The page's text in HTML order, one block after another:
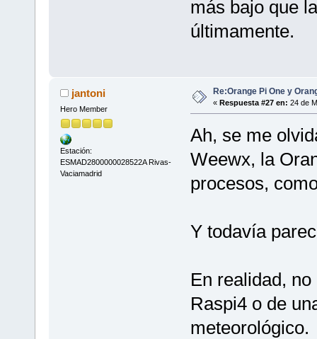
más bajo que
últimamente.
jantoni
Hero Member
Estación:
ESMAD2800000028522A Rivas-
Vaciamadrid
Re:Orange Pi One y
« Respuesta #27 en: 24 de
Ah, se me
Weewx, la
procesos,
Y todavía
En realidad,
Raspi4 o de
meteorológico.